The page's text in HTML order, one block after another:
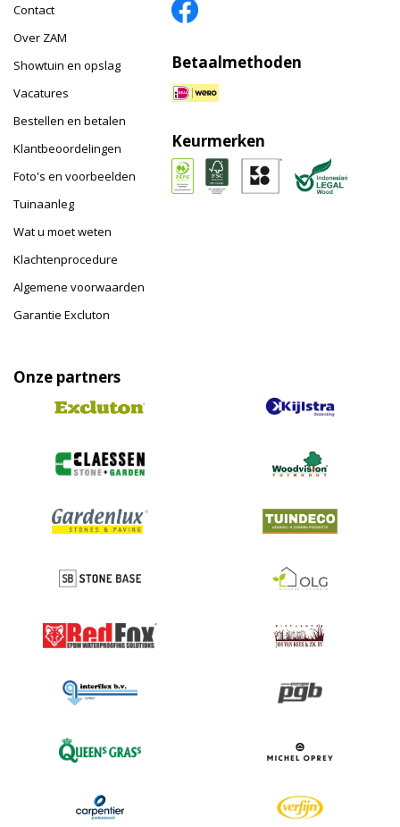
Contact
Over ZAM
Showtuin en opslag
Vacatures
Bestellen en betalen
Klantbeoordelingen
Foto's en voorbeelden
Tuinaanleg
Wat u moet weten
Klachtenprocedure
Algemene voorwaarden
Garantie Excluton
Betaalmethoden
Keurmerken
Onze partners